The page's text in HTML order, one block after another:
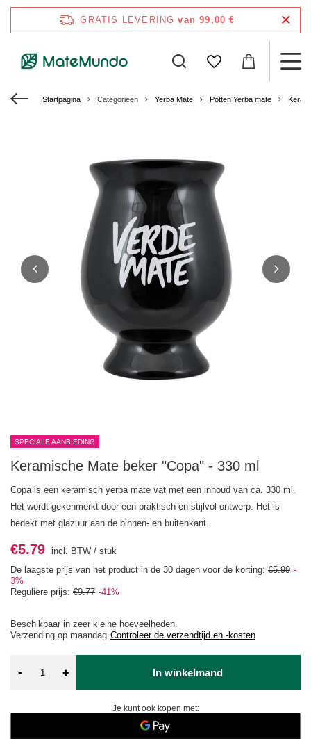
GRATIS LEVERING van 99,00 €
Startpagina Categorieën Yerba Mate Potten Yerba mate
SPECIALE AANBIEDING
Keramische Mate beker "Copa" - 330 ml
Copa is een keramisch yerba mate vat met een inhoud van ca. 330 ml.
Het wordt gekenmerkt door een praktisch en stijlvol ontwerp. Het is
bedekt met glazuur aan de binnen- en buitenkant.
Beschikbaar in zeer kleine hoeveelheden
Verzending op maandag Controleer de verzendtijd en -kosten
€5.79 incl. BTW / stuk
De laagste prijs van het product in de 30 dagen voor de korting: €5.99 -
3%
Reguliere prijs: €9.77 -41%
- + In winkelmand
Je kunt ook kopen met: